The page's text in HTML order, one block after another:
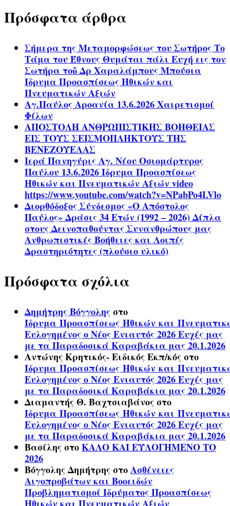
Πρόσφατα άρθρα
Σήμερα της Μεταμορφώσεως του Σωτήρος Το
Τάμα του Έθνους Θυμάται πάλι Ευχή εις τον
Σωτήρα τοῦ Δρ Χαραλάμπους Μπούσια
Ίδρυμα Προασπίσεως Ηθικών και
Πνευματικών Αξιών
Αγ.Παύλος Αροανία 13.6.2026 Χαιρετισμοί
Φίλων
ΑΠΟΣΤΟΛΗ ΑΝΘΡΩΠΙΣΤΙΚΗΣ ΒΟΗΘΕΙΑΣ
ΕΙΣ ΤΟΥΣ ΣΕΙΣΜΟΠΛΗΚΤΟΥΣ ΤΗΣ
ΒΕΝΕΖΟΥΕΛΑΣ
Ιερά Πανηγύρις Αγ. Νέου Οσιομάρτυρος
Παύλου 13.6.2026 Ίδρυμα Προασπίσεως
Ηθικών και Πνευματικών Αξιών video
https://www.youtube.com/watch?v=NPabPo4LVlo
Διορθόδοξος Σύνδεσμος «Ο Απόστολος
Παύλος» Δράσις 34 Ετών (1992 – 2026) Δίπλα
στους Δεινοπαθούντας Συνανθρώπους μας
Ανθρωπιστικές Βοήθειες και Λοιπές
Δραστηριότητες (πλούσιο υλικό)
Πρόσφατα σχόλια
Δημήτρης Βόγγοληςστο
Ίδρυμα Προασπίσεως Ηθικών και
Ευλογημένος ο Νέος Ενιαυτός 2026 Ευχές μας
με τα Παραδοσικά Καραβάκια μας 20.1.2026
Αντώνης Κρητικός- Ειδικός Εκπ/κόςστο
Ίδρυμα Προασπίσεως Ηθικών και
Ευλογημένος ο Νέος Ενιαυτός 2026 Ευχές μας
με τα Παραδοσικά Καραβάκια μας 20.1.2026
Διαμαντής Θ. Βαχτσιαβάνοςστο
Ίδρυμα Προασπίσεως Ηθικών και
Ευλογημένος ο Νέος Ενιαυτός 2026 Ευχές μας
με τα Παραδοσικά Καραβάκια μας 20.1.2026
ΒασίληςστοΚΑΛΟ ΚΑΙ ΕΥΛΟΓΗΜΕΝΟ ΤΟ
2026
Βόγγολης ΔημήτρηςστοΑσθένειες
Αιγοπροβάτων και Βοοειδών
Προβληματισμοί Ιδρύματος Προασπίσεως